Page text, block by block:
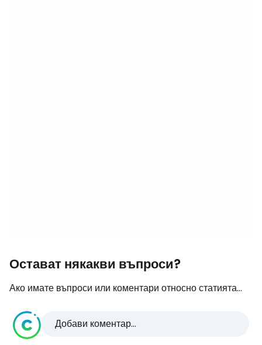
Остават някакви въпроси?
Ако имате въпроси или коментари относно статията...
Добави коментар...